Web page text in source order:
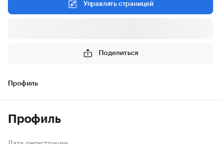
Управлять страницей
Поделиться
Профиль
Профиль